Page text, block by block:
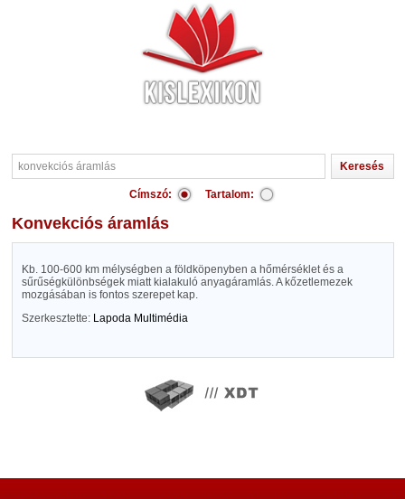
Címszó: Tartalom:
konvekciós áramlás
Kb. 100-600 km mélységben a földköpenyben a hőmérséklet és a
sűrűségkülönbségek miatt kialakuló anyagáramlás. A kőzetlemezek
mozgásában is fontos szerepet kap.
Szerkesztette: Lapoda Multimédia